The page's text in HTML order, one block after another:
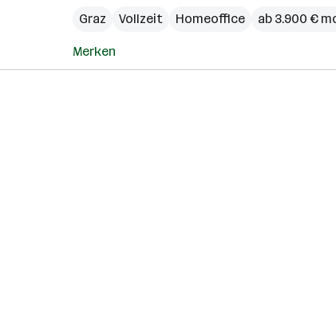
Graz
Vollzeit Homeoffice ab 3.900 €
Merken